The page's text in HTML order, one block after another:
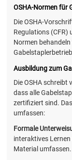
OSHA-Normen für
Die OSHA-
Regulations (CFR)
Normen
Ausbildung zum
Die OSHA schreibt
dass alle
zertifiziert sind.
umfassen:
Formale
interaktives
Material umfassen.